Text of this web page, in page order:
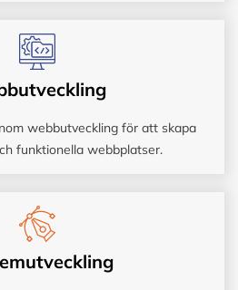
webbutveckling för att skapa
funktionella webbplatser.